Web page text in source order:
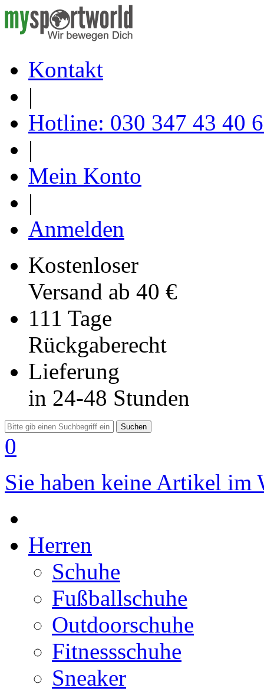
Kontakt
|
Hotline: 030 347 43 40
|
Mein Konto
|
Anmelden
Kostenloser
Versand ab 40 €
111 Tage
Rückgaberecht
Lieferung
in 24-48 Stunden
Suchen
0
Sie haben keine Artikel im
Herren
Schuhe
Fußballschuhe
Outdoorschuhe
Fitnessschuhe
Sneaker